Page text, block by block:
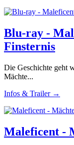
Blu-ray -
Finsternis
Die Geschichte geht
Mächte...
Infos & Trailer →
Maleficent -